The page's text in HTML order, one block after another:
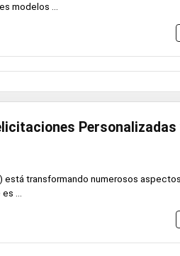
modelos ...
Personalizadas
está transformando numerosos
...